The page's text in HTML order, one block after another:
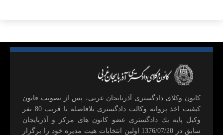
كانون وكلای دادگستری آذربايجان غربی، پس از تصويب قانون
كيفيت اخذ پروانه وكالت دادگستری بلافاصله با قريب 80 نفر
وكيل پايه يك دادگستری عضو كانون های مركز و آذربايجان
سابق در 1376/07/20 اولين انتخابات هيت مديره خود را برگزار